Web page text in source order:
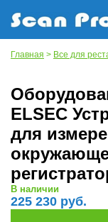
Главная > Все для
ELSEC
для
В наличии
225 230 руб.